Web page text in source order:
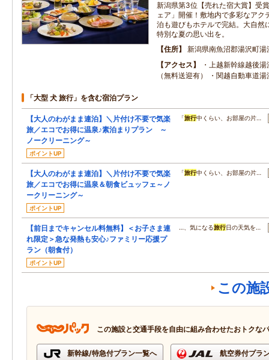
新潟県第3位【売れた宿大賞】受
ェア」開催！敷地内で多彩なアク
泊も遊びもホテルで完結。大自然
特別な夏の思い出を。
住所
新潟県南魚沼郡湯沢町
アクセス
・上越新幹線越後
（無料送迎有） ・関越自動車道
「大型 犬 旅行」を含む宿泊プラン
【大人のわがまま連泊】＼片付け不要で気楽
旅／エコでお得に温泉♪素泊まりプラン ～
ノークリーニング～
ポイントUP
「旅行中くらい、お部屋の片…
【大人のわがまま連泊】＼片付け不要で気楽
旅／エコでお得に温泉＆朝食ビュッフェ～ノ
ークリーニング～
ポイントUP
「旅行中くらい、お部屋の片…
【前日までキャンセル料無料】＜お子さま連
れ限定＞急な発熱も安心♪ファミリー応援プ
ラン（朝食付）
ポイントUP
…、気になる旅行日の天気を…
この施
この施設と交通手段を自由に組み合わせたおトクな
新幹線/特急付プラン一覧へ 航空券付プラ